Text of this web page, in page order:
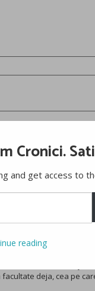
ale
te doboară, pentru
întrebi ce-ai făcut
la scoala, un elev
sa stii câte hobby-
deja, cea pe
Cronici.
and get access to
reading